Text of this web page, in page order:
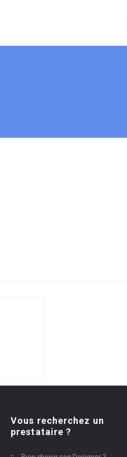
Vous recherchez un
prestataire ?